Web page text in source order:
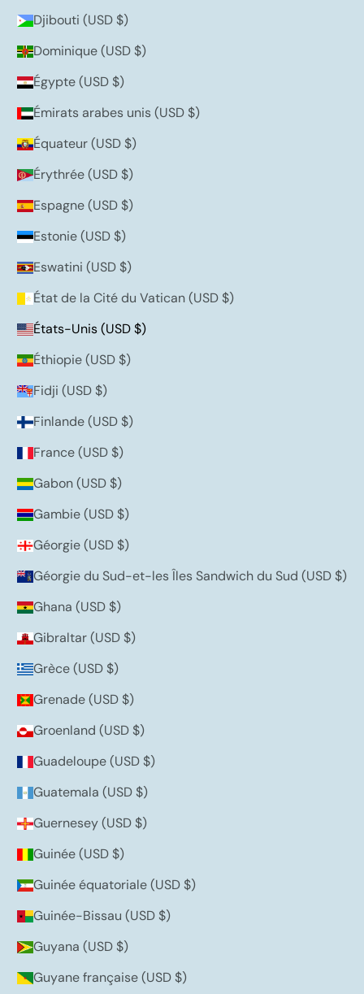
Djibouti (USD $)
Dominique (USD $)
Égypte (USD $)
Émirats arabes unis (USD $)
Équateur (USD $)
Érythrée (USD $)
Espagne (USD $)
Estonie (USD $)
Eswatini (USD $)
État de la Cité du Vatican (USD $)
États-Unis (USD $)
Éthiopie (USD $)
Fidji (USD $)
Finlande (USD $)
France (USD $)
Gabon (USD $)
Gambie (USD $)
Géorgie (USD $)
Géorgie du Sud-et-les Îles Sandwich du Sud (USD $)
Ghana (USD $)
Gibraltar (USD $)
Grèce (USD $)
Grenade (USD $)
Groenland (USD $)
Guadeloupe (USD $)
Guatemala (USD $)
Guernesey (USD $)
Guinée (USD $)
Guinée équatoriale (USD $)
Guinée-Bissau (USD $)
Guyana (USD $)
Guyane française (USD $)